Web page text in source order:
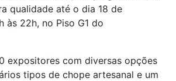
qualidade até o dia 18 de
às 22h, no Piso G1 do
expositores com diversas opções
tipos de chope artesanal e um